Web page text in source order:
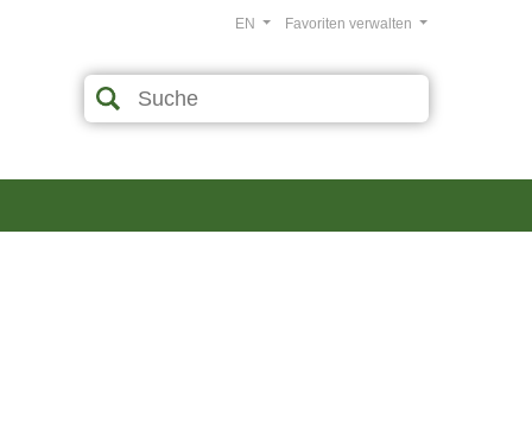
Favoriten verwalten
EN